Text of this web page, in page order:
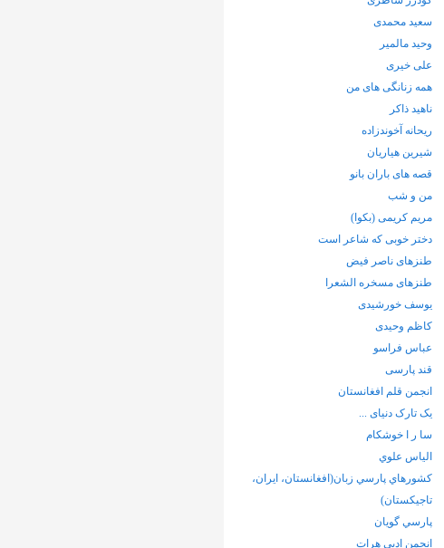
سعید محمدی
وحید مالمیر
علی خیری
همه زنانگی های من
ناهید ذاکر
ریحانه آخوندزاده
شیرین هیاریان
قصه های باران بانو
من و شب
مریم کریمی (بکوا)
دختر خوبی که شاعر است
طنزهای ناصر فیض
طنزهای مسخره الشعرا
یوسف خورشیدی
کاظم وحیدی
عباس فراسو
قند پارسی
انجمن قلم افغانستان
یک تارک دنیای ...
سا ر ا خوشکام
الياس علوي
كشورهاي پارسي زبان(افغانستان، ايران،
تاجيكستان)
پارسي گويان
انجمن ادبی هرات